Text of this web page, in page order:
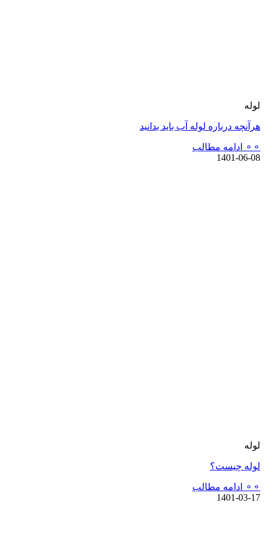
لوله
هرآنچه درباره لوله آب باید بدانید
⚬⚬ ادامه مطالب
1401-06-08
لوله
لوله چیست؟
⚬⚬ ادامه مطالب
1401-03-17